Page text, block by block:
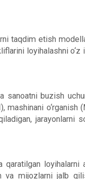
taqdim etish
loyihalashni
sanoatni buzish
jarayonlarni
va mijozlarni jalb